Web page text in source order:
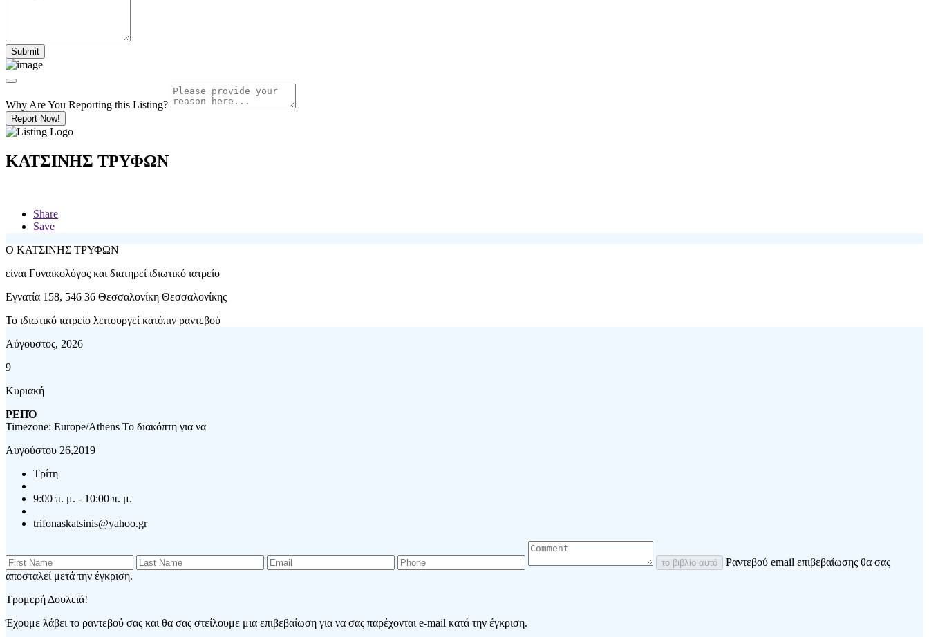
Why Are You Reporting this Listing?
Report Now!
ΚΑΤΣΙΝΗΣ ΤΡΥΦΩΝ
Share
Save
Ο ΚΑΤΣΙΝΗΣ ΤΡΥΦΩΝ
είναι Γυναικολόγος και διατηρεί ιδιωτικό ιατρείο
Εγνατία 158, 546 36 Θεσσαλονίκη Θεσσαλονίκης
Το ιδιωτικό ιατρείο λειτουργεί κατόπιν ραντεβού
Αύγουστος, 2026
9
Κυριακή
ΡΕΠΌ
Timezone: Europe/Athens Το διακόπτη για να
Αυγούστου 26,2019
Τρίτη
9:00 π. μ. - 10:00 π. μ.
trifonaskatsinis@yahoo.gr
το βιβλίο αυτό
Ραντεβού email επιβεβαίωσης θα σας
αποσταλεί μετά την έγκριση.
Τρομερή Δουλειά!
Έχουμε λάβει το ραντεβού σας και θα σας στείλουμε μια επιβεβαίωση για να σας παρέχονται e-mail κατά την έγκριση.